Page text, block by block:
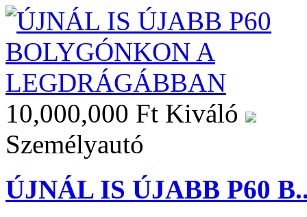
10,000,000 Ft Kiváló
Személyautó
ÚJNÁL IS ÚJABB P60